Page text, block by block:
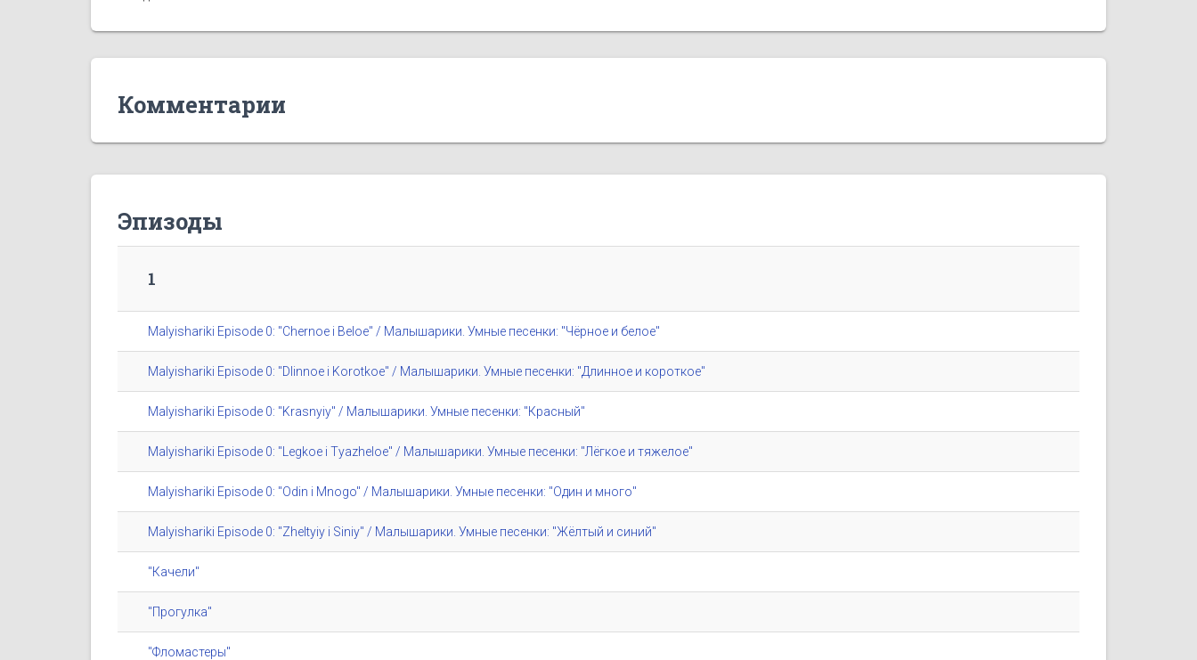
Комментарии
Эпизоды
1
Malyishariki Episode 0: "Chernoe i Beloe" / Малышарики. Умные песенки: "Чёрное и белое"
Malyishariki Episode 0: "Dlinnoe i Korotkoe" / Малышарики. Умные песенки: "Длинное и короткое"
Malyishariki Episode 0: "Krasnyiy" / Малышарики. Умные песенки: "Красный"
Malyishariki Episode 0: "Legkoe i Tyazheloe" / Малышарики. Умные песенки: "Лёгкое и тяжелое"
Malyishariki Episode 0: "Odin i Mnogo" / Малышарики. Умные песенки: "Один и много"
Malyishariki Episode 0: "Zheltyiy i Siniy" / Малышарики. Умные песенки: "Жёлтый и синий"
"Качели"
"Прогулка"
"Фломастеры"